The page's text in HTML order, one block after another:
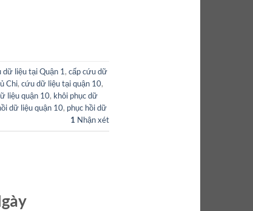
dữ liệu tại Quận 1, cấp cứu dữ
Chi, cứu dữ liệu tại quận 10,
liệu quận 10, khôi phục dữ
dữ liệu quận 10, phục hồi dữ
1 Nhận xét